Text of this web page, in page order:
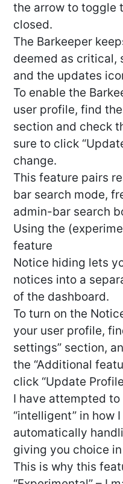
the arrow to toggle
closed.
The Barkeeper
deemed as critical,
and the updates
To enable the
user profile, find
section and check
sure to click
change.
This feature pairs
bar search mode,
admin-bar search
Using the
feature
Notice hiding lets
notices into a
of the dashboard.
To turn on the
your user profile,
settings” section,
the “Additional
click “Update
I have attempted
“intelligent” in how
automatically
giving you choice
This is why this